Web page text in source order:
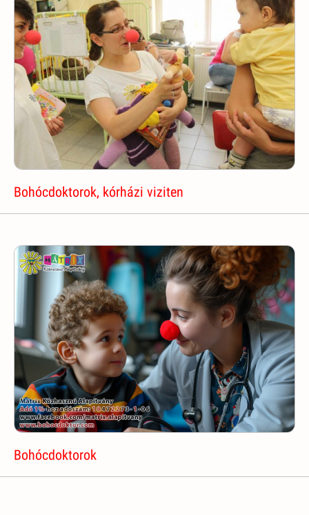
Bohócdoktorok, kórházi viziten
Bohócdoktorok